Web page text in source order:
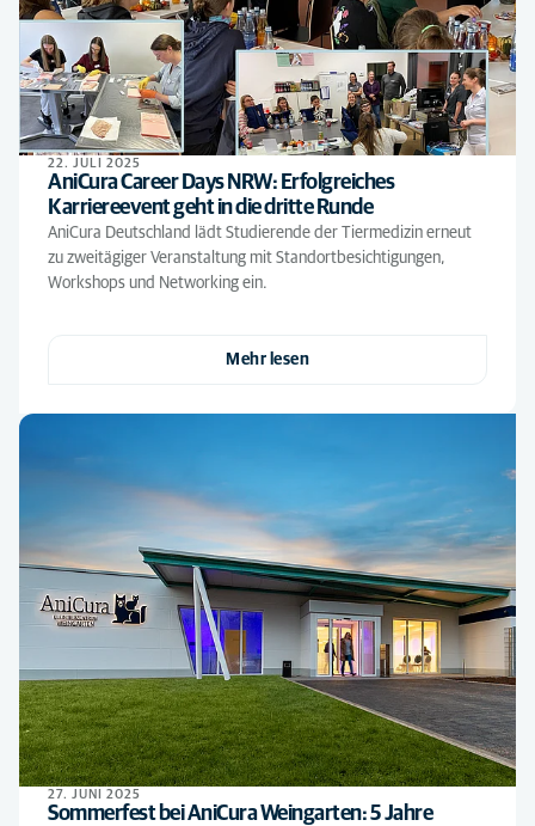
22. JULI 2025
AniCura Career Days NRW: Erfolgreiches
Karriereevent geht in die dritte Runde
AniCura Deutschland lädt Studierende der Tiermedizin erneut
zu zweitägiger Veranstaltung mit Standortbesichtigungen,
Workshops und Networking ein.
Mehr lesen
27. JUNI 2025
Sommerfest bei AniCura Weingarten: 5 Jahre